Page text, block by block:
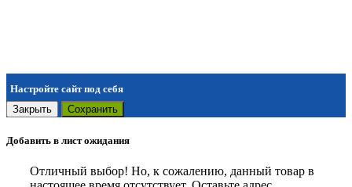
Настройте сайт под себя
Закрыть
Сохранить
Добавить в лист ожидания
Отличный выбор! Но, к сожалению, данный товар в